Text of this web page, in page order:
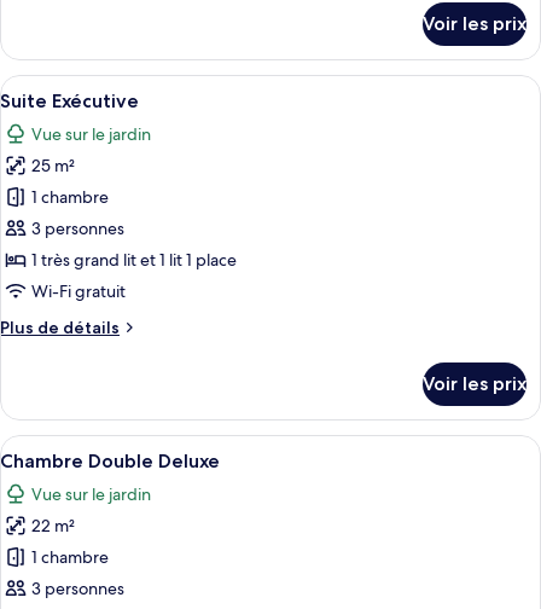
le
type
de
Suite
Familiale
Voir les prix
Afficher
toutes
les
photos
pour
ce
type
de
chambre :
Suite
Une chambre d’hôtel moderne
23
Suite Exécutive
Vue sur le jardin
25 m²
1 chambre
3 personnes
1 très grand lit et 1 lit 1 place
Wi-Fi gratuit
Plus de détails
Plus
le
type
de
Suite
Exécutive
Voir les prix
Afficher
toutes
les
photos
pour
ce
Un balcon avec deux chaises, une
14
Chambre Double Deluxe
Vue sur le jardin
22 m²
1 chambre
3 personnes